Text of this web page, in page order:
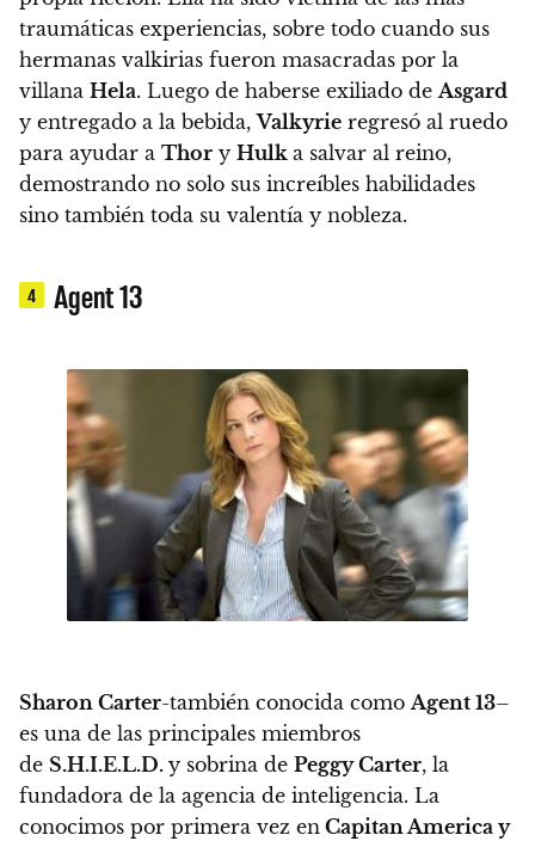
traumáticas experiencias, sobre todo cuando sus
hermanas valkirias fueron masacradas por la
villana Hela. Luego de haberse exiliado deAsgard
y entregado a la bebida,Valkyrie regresó al ruedo
para ayudar a Thor y Hulk a salvar al reino,
demostrando no solo sus increíbles habilidades
sino también toda su valentía y nobleza.
4 Agent 13
Sharon Carter-también conocida como Agent 13–
es una de las principales miembros
de S.H.I.E.L.D. y sobrina de Peggy Carter, la
fundadora de la agencia de inteligencia. La
conocimos por primera vez en Capitan America y